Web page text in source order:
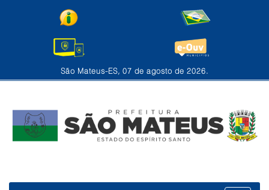
São Mateus-ES, 07 de agosto de 2026.